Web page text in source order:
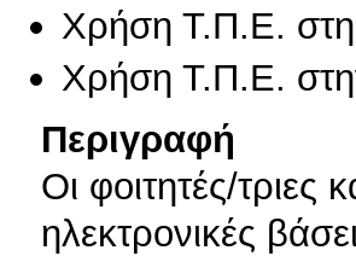
Χρήση Τ.Π.Ε. στη
Χρήση Τ.Π.Ε.
Περιγραφή
Οι φοιτητές/τριες
ηλεκτρονικές